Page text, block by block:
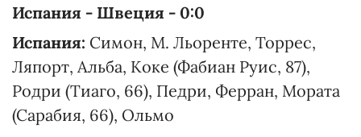
Испания - Швеция - 0:0
Испания: Симон, М. Льоренте, Торрес,
Ляпорт, Альба, Коке (Фабиан Руис, 87),
Родри (Тиаго, 66), Педри, Ферран, Мората
(Сарабия, 66), Ольмо